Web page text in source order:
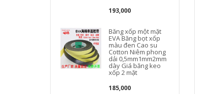
193,000
Băng xốp một mặt
EVA Băng bọt xốp
màu đen Cao su
Cotton Niêm phong
dải 0,5mm1mm2mm
dày Giá băng keo
xốp 2 mặt
185,000